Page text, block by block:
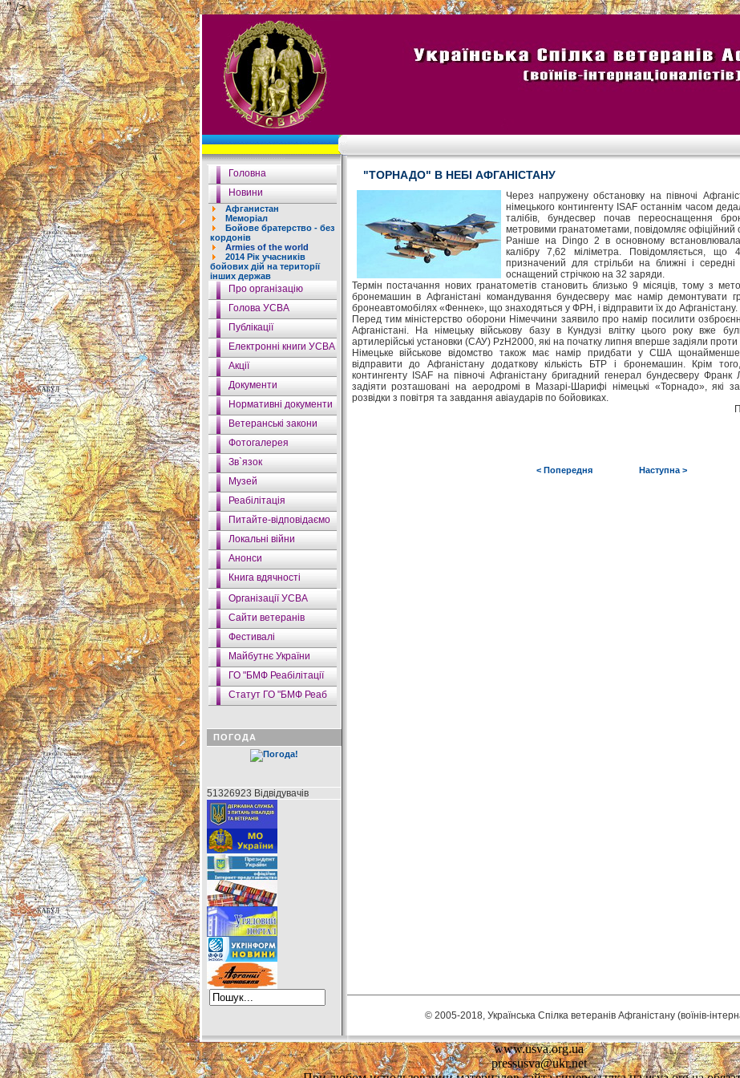
" />
Головна
Новини
Афганистан
Меморіал
Бойове братерство - без
кордонів
Armies of the world
2014 Рік учасників
бойових дій на території
інших держав
Про організацію
Голова УСВА
Публікації
Електронні книги УСВА
Акції
Документи
Нормативні документи
Ветеранські закони
Фотогалерея
Зв`язок
Музей
Реабілітація
Питайте-відповідаємо
Локальні війни
Анонси
Книга вдячності
Організації УСВА
Сайти ветеранів
Фестивалі
Майбутнє України
ГО "БМФ Реабілітації
Статут ГО "БМФ Реаб
ПОГОДА
51326923 Відвідувачів
"ТОРНАДО" В НЕБІ АФГАНІСТАНУ
Через напружену обстановку на півночі
німецького контингенту ISAF останнім часом
талібів, бундесвер почав переоснащення
метровими гранатометами, повідомляє офіційний
Раніше на Dingo 2 в основному
калібру 7,62 міліметра. Повідомляється, що
призначений для стрільби на ближні і середні
оснащений стрічкою на 32 заряди.
Термін постачання нових гранатометів становить близько 9 місяців, тому з
бронемашин в Афганістані командування бундесверу має намір демонтувати
бронеавтомобілях «Феннек», що знаходяться у ФРН, і відправити їх до Афганістану.
Перед тим міністерство оборони Німеччини заявило про намір посилити
Афганістані. На німецьку військову базу в Кундузі влітку цього року вже
артилерійські установки (САУ) PzH2000, які на початку липня вперше задіяли проти
Німецьке військове відомство також має намір придбати у США
відправити до Афганістану додаткову кількість БТР і бронемашин. Крім
контингенту ISAF на півночі Афганістану бригадний генерал бундесверу Франк
задіяти розташовані на аеродромі в Мазарі-Шарифі німецькі «Торнадо», які
розвідки з повітря та завдання авіаударів по бойовиках.
< Попередня
Наступна >
© 2005-2018, Українська Спілка ветеранів Афганістану (воїнів-
www.usva.org.ua
pressusva@ukr.net